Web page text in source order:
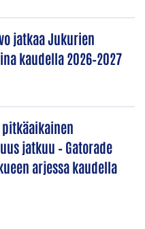
jatkaa Jukurien
kaudella 2026–2027
jatkuu – Gatorade
arjessa kaudella